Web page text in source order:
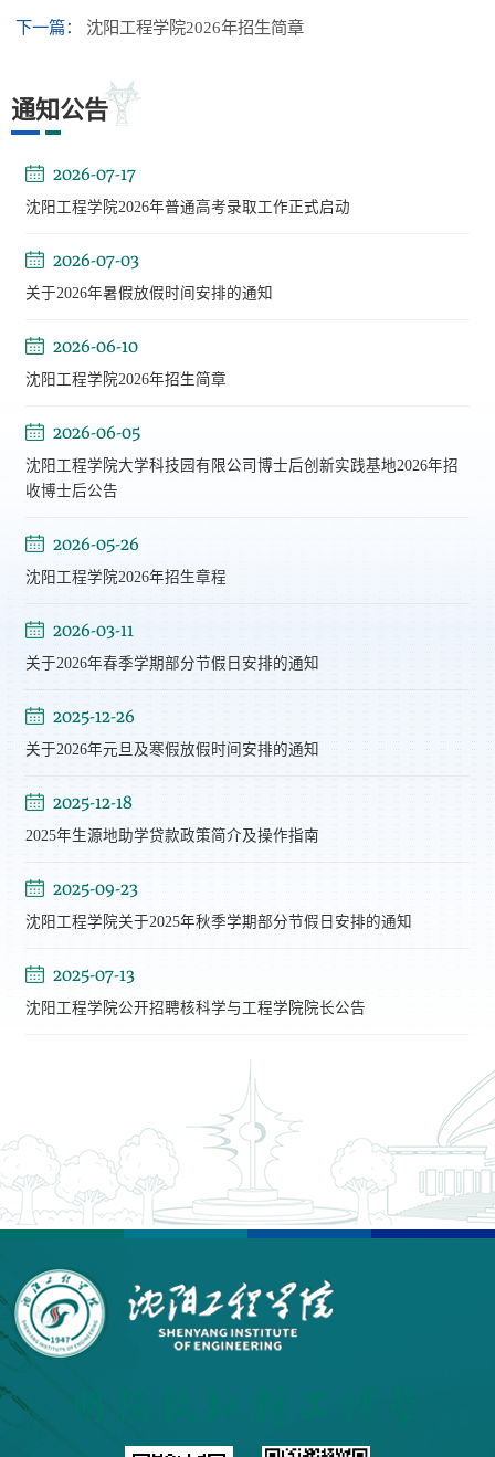
下一篇： 沈阳工程学院2026年招生简章
通知公告
2026-07-17
沈阳工程学院2026年普通高考录取工作正式启动
2026-07-03
关于2026年暑假放假时间安排的通知
2026-06-10
沈阳工程学院2026年招生简章
2026-06-05
沈阳工程学院大学科技园有限公司博士后创新实践基地2026年招
收博士后公告
2026-05-26
沈阳工程学院2026年招生章程
2026-03-11
关于2026年春季学期部分节假日安排的通知
2025-12-26
关于2026年元旦及寒假放假时间安排的通知
2025-12-18
2025年生源地助学贷款政策简介及操作指南
2025-09-23
沈阳工程学院关于2025年秋季学期部分节假日安排的通知
2025-07-13
沈阳工程学院公开招聘核科学与工程学院院长公告